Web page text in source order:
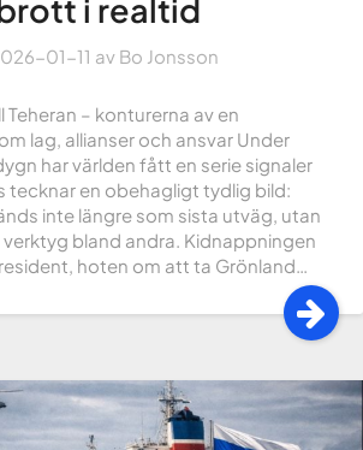
i realtid
01-11 av Bo Jonsson
Teheran – konturerna av en
lag, allianser och ansvar Under
har världen fått en serie signaler
tecknar en obehagligt tydlig bild:
inte längre som sista utväg, utan
bland andra. Kidnappningen
hoten om att ta Grönland…